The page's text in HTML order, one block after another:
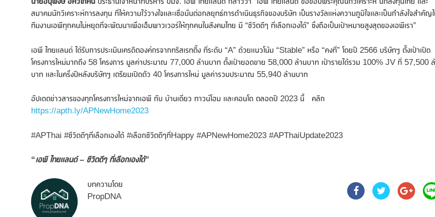
สมาคมนักวิเคราะห์การลงทุน ที่ให้ความไว้วางใจและเชื่อมั่นต่อกลยุทธ์การดำเนินธุรกิจของบริษัท เป็นรางวัลแห่งความภูมิใจและเป็นกำลังใจสำคัญ
ทีมงานเอพีทุกคนไม่หยุดที่จะพัฒนาเพื่อเอ็มพาวเวอร์ให้ทุกคนในสังคมไทย มี “ชีวิตดีๆ ที่เลือกเองได้” ซึ่งถือเป็นเป้าหมายสูงสุดของเอพีเรา”
เอพี ไทยแลนด์ ได้รับการประเมินเครดิตองค์กรจากทริสเรทติ้ง ที่ระดับ “A” ด้วยแนวโน้ม “Stable” หรือ “คงที่” โดยปี 2566 บริษัทฯ ตั้งเป้าเปิด
โครงการใหม่มากถึง 58 โครงการ มูลค่าประมาณ 77,000 ล้านบาท ตั้งเป้ายอดขาย 58,000 ล้านบาท เป้ารายได้รวม 100% JV ที่ 57,500
บาท และในครึ่งปีหลังบริษัทฯ เตรียมเปิดตัว 40 โครงการใหม่ มูลค่ารวมประมาณ 55,940 ล้านบาท
อัปเดตข่าวสารของทุกโครงการใหม่จากเอพี กับ บ้านเดี่ยว ทาวน์โฮม และคอนโด ตลอดปี 2023 นี้ คลิก
https://apth.ly/APNewHome2023
#APThai #ชีวิตดีๆที่เลือกเองได้ #เลือกชีวิตดีๆที่Happy #APNewHome2023 #APThaiUpdate2023
“เอพี ไทยแลนด์– ชีวิตดีๆ ที่เลือกเองได้”
บทความโดย
PropDNA